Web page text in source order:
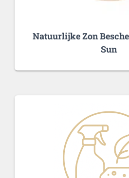
Natuurlijke Zon
Sun